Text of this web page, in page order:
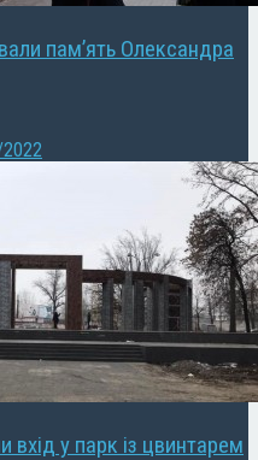
пам’ять Олександра
вхід у парк із цвинтарем